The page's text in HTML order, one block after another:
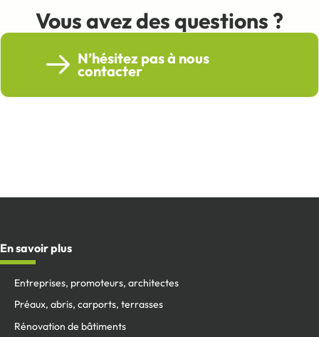
Vous avez des questions ?
N’hésitez pas à nous
contacter
En savoir plus
Entreprises, promoteurs, architectes
Préaux, abris, carports, terrasses
Rénovation de bâtiments